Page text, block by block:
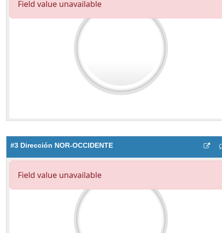
#3 Dirección NOR-OCCIDENTE